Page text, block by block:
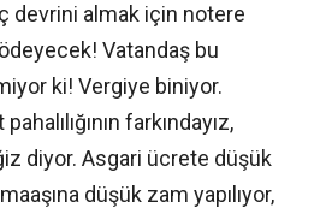
devrini almak için notere
Vatandaş bu
ki! Vergiye biniyor.
farkındayız,
diyor. Asgari ücrete düşük
düşük zam yapılıyor,